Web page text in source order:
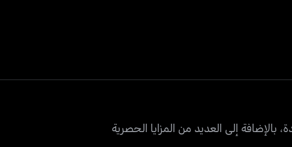
إلى العديد من المزايا الحصرية